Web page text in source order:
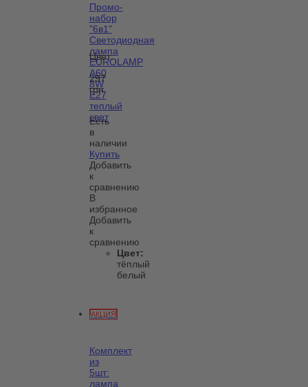
Промо-
набор
"6в1"
Светодиодная
лампа
EUROLAMP
A60
8W
E27
теплый
свет
Цвет:
297
грн.
Есть
в
наличии
Купить
Добавить
к
сравнению
В
избранное
Добавить
к
сравнению
Цвет:
тёплый
белый
АКЦИЯ
Комплект
из
5шт:
лампа